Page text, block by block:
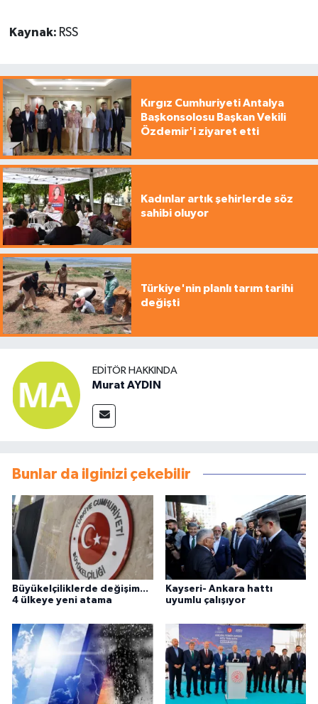
Kaynak: RSS
Kırgız Cumhuriyeti Antalya
Başkonsolosu Başkan Vekili
Özdemir'i ziyaret etti
Kadınlar artık şehirlerde söz
sahibi oluyor
Türkiye'nin planlı tarım tarihi
değişti
EDITÖR HAKKINDA
Murat AYDIN
Bunlar da ilginizi çekebilir
Büyükelçiliklerde değişim...
4 ülkeye yeni atama
Kayseri- Ankara hattı
uyumlu çalışıyor